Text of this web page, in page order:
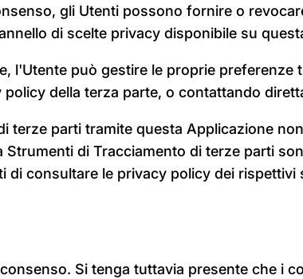
gli Utenti possono fornire o
di scelte privacy disponibile su
l'Utente può gestire le proprie
della terza parte, o contattando
terze parti tramite questa Applicazione
di Tracciamento di terze parti
consultare le privacy policy dei rispettivi
Si tenga tuttavia presente che i